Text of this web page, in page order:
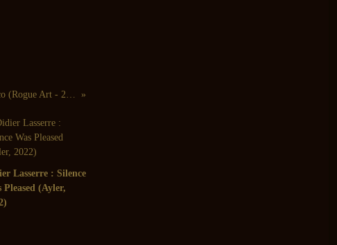
Joe Giardullo: Red Morocco (Rogue Art - 2007)
Lasserre : Silence
Pleased (Ayler,